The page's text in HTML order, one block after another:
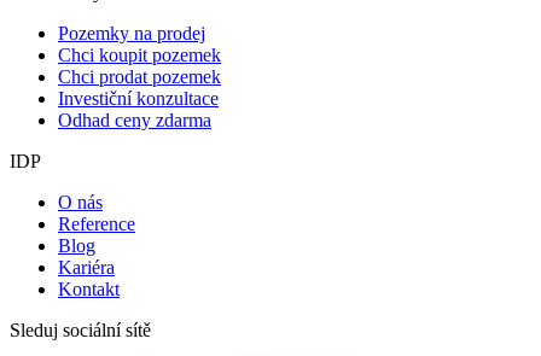
Pozemky na prodej
Chci koupit pozemek
Chci prodat pozemek
Investiční konzultace
Odhad ceny zdarma
IDP
O nás
Reference
Blog
Kariéra
Kontakt
Sleduj sociální sítě